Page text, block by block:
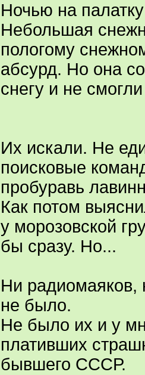
Ночью на
Небольшая
пологому
абсурд. Но она
снегу и не
Их искали. Не
поисковые
пробуравь
Как потом
у морозовской
бы сразу. Но...
Ни радиомаяков,
не было.
Не было их и у
плативших
бывшего СССР.